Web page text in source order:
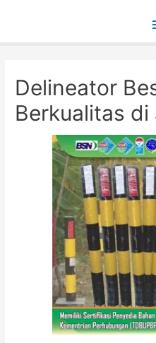
Delineator
Berkualitas di